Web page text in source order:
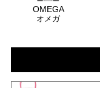
OMEGA
オメガ